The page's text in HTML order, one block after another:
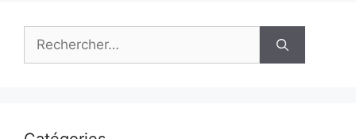
Rechercher :